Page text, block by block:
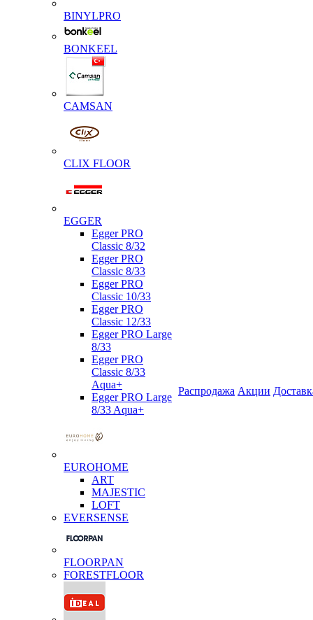
BINYLPRO
BONKEEL
CAMSAN
CLIX FLOOR
EGGER
Egger PRO
Classic 8/32
Egger PRO
Classic 8/33
Egger PRO
Classic 10/33
Egger PRO
Classic 12/33
Egger PRO Large
8/33
Egger PRO
Classic 8/33
Aqua+
Egger PRO Large
8/33 Aqua+
EUROHOME
ART
MAJESTIC
LOFT
EVERSENSE
FLOORPAN
FORESTFLOOR
Распродажа Акции